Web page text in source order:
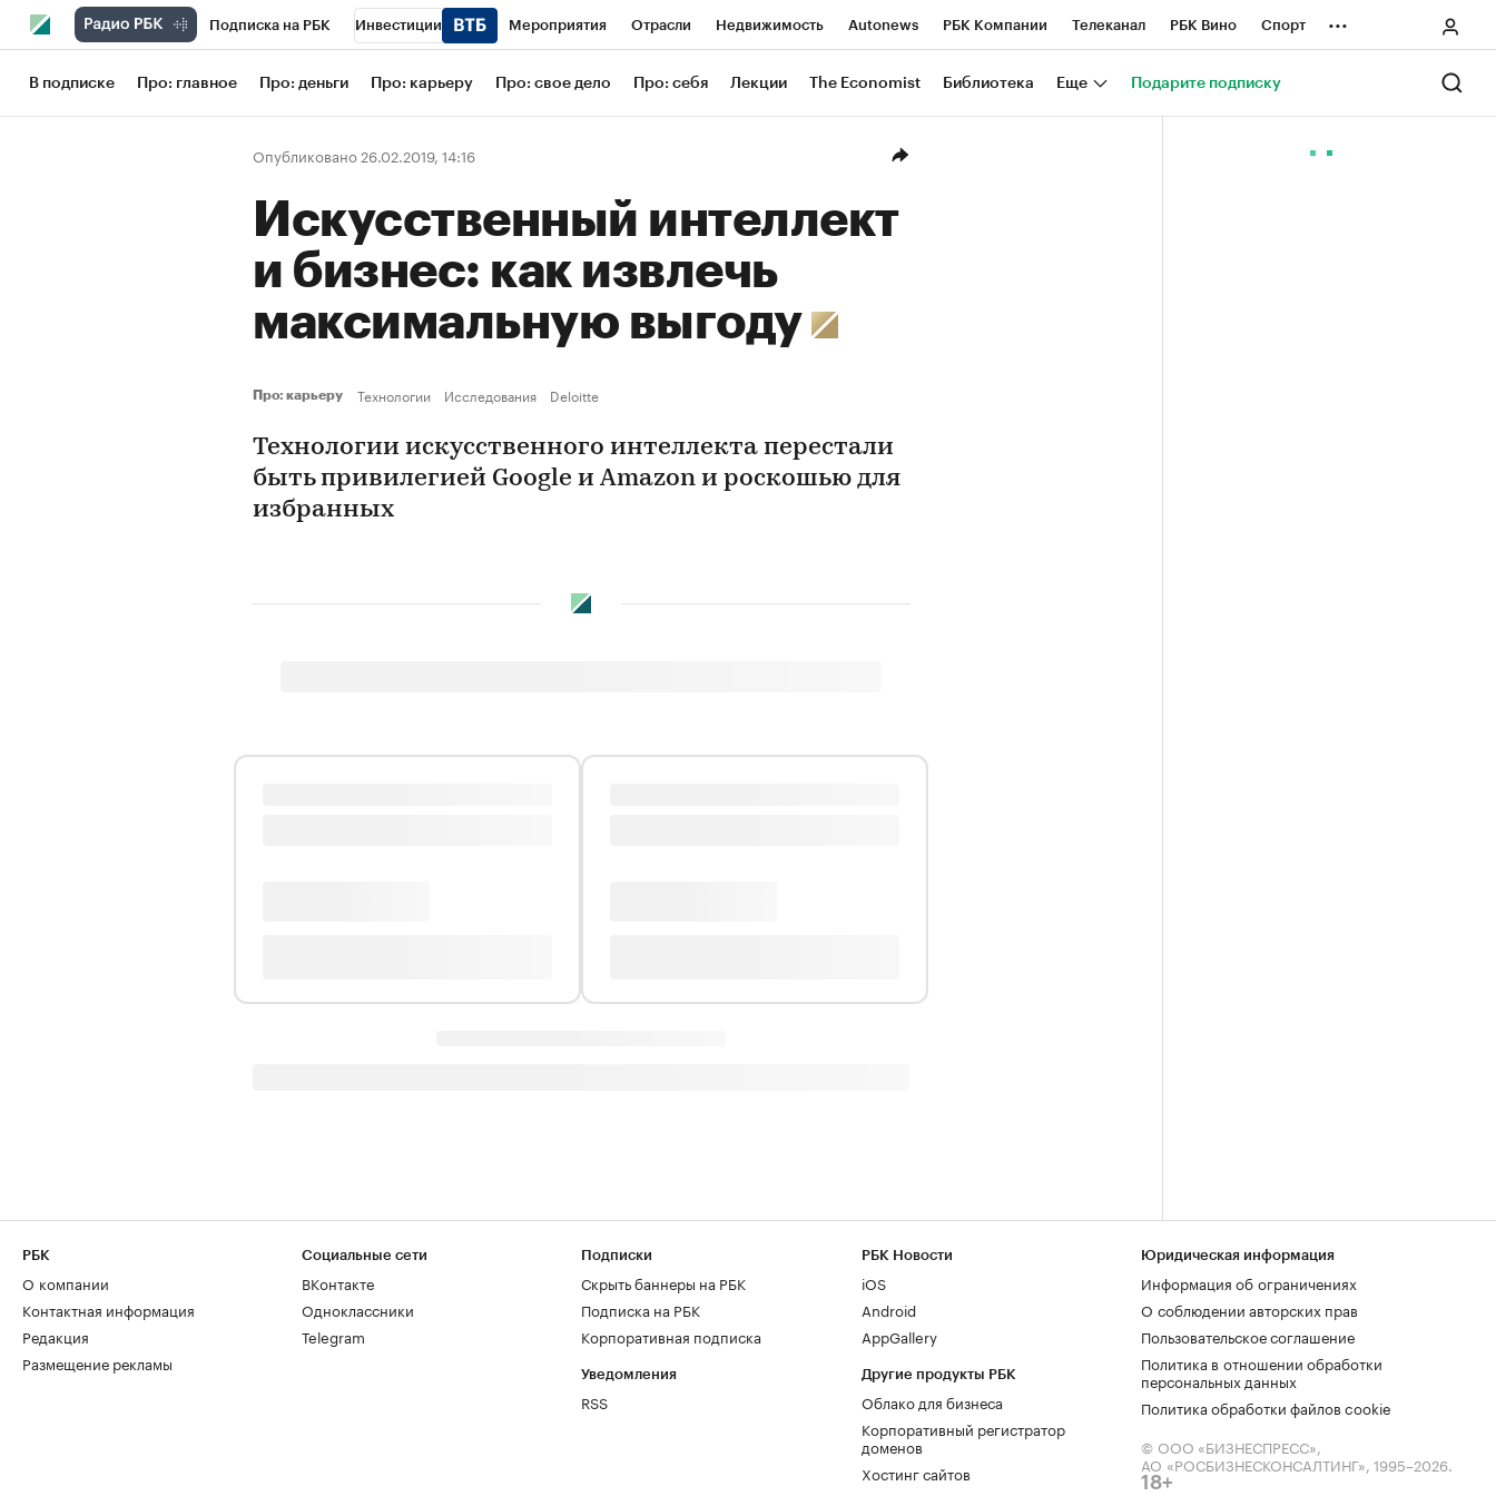
Подписка на РБК Инвестиции Мероприятия Отрасли Недвижимость Autonews РБК Компании Телеканал РБК Вино Спорт
Школа управления РБК РБК Образование РБК Life Тренды Визионеры Национальные проекты Город
Рынок наличной валюты
...
В подписке Про: главное Про: деньги Про: карьеру Про: свое дело Про: себя Лекции The Economist Библиотека Еще Подарите подписку
Опубликовано 26.02.2019, 14:16
Искусственный интеллект
и бизнес: как извлечь
максимальную выгоду
Про: карьеру Технологии Исследования Deloitte
Технологии искусственного интеллекта перестали
быть привилегией Google и Amazon и роскошью для
избранных
РБК
О компании
Контактная информация
Редакция
Размещение рекламы
Социальные сети
ВКонтакте
Одноклассники
Telegram
Подписки
Скрыть баннеры на РБК
Подписка на РБК
Корпоративная подписка
Уведомления
RSS
РБК Новости
iOS
Android
AppGallery
Другие продукты РБК
Облако для бизнеса
Корпоративный регистратор
доменов
Хостинг сайтов
Юридическая информация
Информация об ограничениях
О соблюдении авторских прав
Пользовательское соглашение
Политика в отношении обработки
персональных данных
Политика обработки файлов cookie
© ООО «БИЗНЕСПРЕСС»,
АО «РОСБИЗНЕСКОНСАЛТИНГ», 1995–2026.
18+